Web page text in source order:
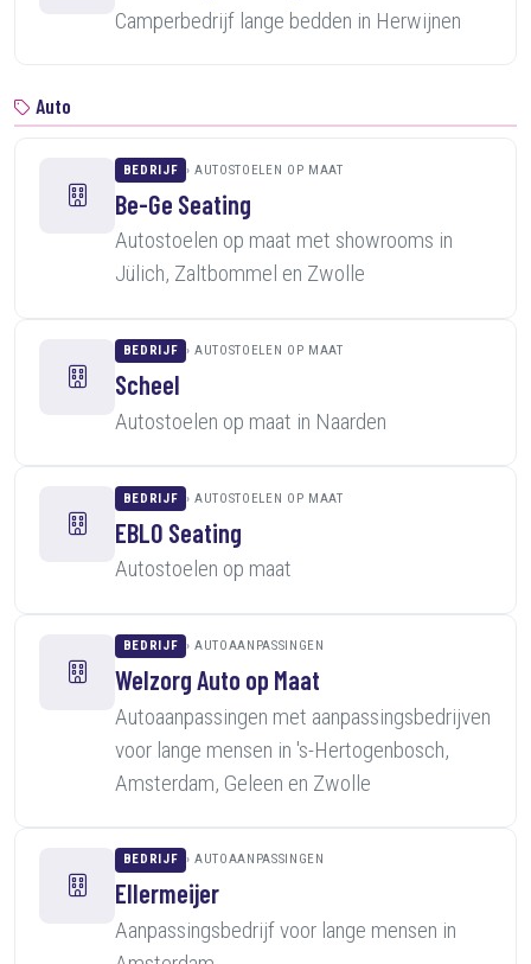
Camperbedrijf lange bedden in Herwijnen
Auto
BEDRIJF AUTOSTOELEN OP MAAT
Be-Ge Seating
Autostoelen op maat met showrooms in
Jülich, Zaltbommel en Zwolle
BEDRIJF AUTOSTOELEN OP MAAT
Scheel
Autostoelen op maat in Naarden
BEDRIJF AUTOSTOELEN OP MAAT
EBLO Seating
Autostoelen op maat
BEDRIJF AUTOAANPASSINGEN
Welzorg Auto op Maat
Autoaanpassingen met aanpassingsbedrijven
voor lange mensen in 's-Hertogenbosch,
Amsterdam, Geleen en Zwolle
BEDRIJF AUTOAANPASSINGEN
Ellermeijer
Aanpassingsbedrijf voor lange mensen in